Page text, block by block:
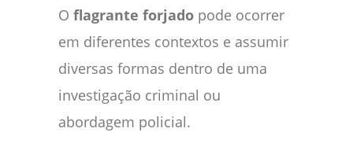
O flagrante forjado pode ocorrer
em diferentes contextos e assumir
diversas formas dentro de uma
investigação criminal ou
abordagem policial.